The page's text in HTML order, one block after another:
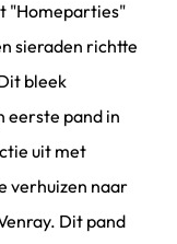
"Homeparties"
sieraden richtte
bleek
eerste pand in
uit met
verhuizen naar
Dit pand